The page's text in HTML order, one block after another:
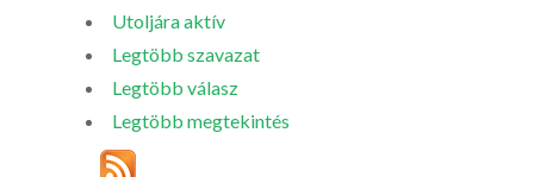
Utoljára aktív
Legtöbb szavazat
Legtöbb válasz
Legtöbb megtekintés